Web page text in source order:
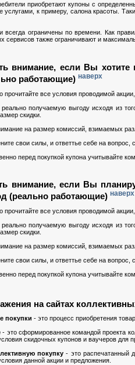
приобретают купоны с
услугами, к примеру, салона красоты.
всегда ограничены по времени. Как
сервисов также ограничивают и
внимание, если Вы хотите
работающие) наверх
прочитайте все условия проводимой
реально получаемую выгоду исходя из
скидки.
на размер комиссий, взимаемых
свои силы, и ответтье себе на
перед покупкой купона учитывайте
внимание, если Вы
(реально работающие) наверх
прочитайте все условия проводимой
реально получаемую выгоду исходя из
скидки.
на размер комиссий, взимаемых
свои силы, и ответтье себе на
перед покупкой купона учитывайте
на сайтах
покупки - это процесс приобретения
- это сформированное командой проекта
скидочных купонов и ваучеров для
покупку - это распечатанный
данной акции и предложения.